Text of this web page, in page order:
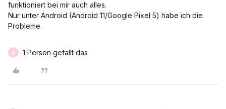
funktioniert bei mir auch alles.
Nur unter Android (Android 11/Google Pixel 5) habe ich die
Probleme.
M 1 Person gefällt das